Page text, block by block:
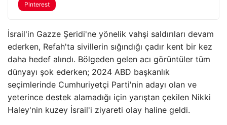
Pinterest
İsrail'in Gazze Şeridi'ne yönelik vahşi saldırıları devam
ederken, Refah'ta sivillerin sığındığı çadır kent bir kez
daha hedef alındı. Bölgeden gelen acı görüntüler tüm
dünyayı şok ederken; 2024 ABD başkanlık
seçimlerinde Cumhuriyetçi Parti'nin adayı olan ve
yeterince destek alamadığı için yarıştan çekilen Nikki
Haley'nin kuzey İsrail'i ziyareti olay haline geldi.